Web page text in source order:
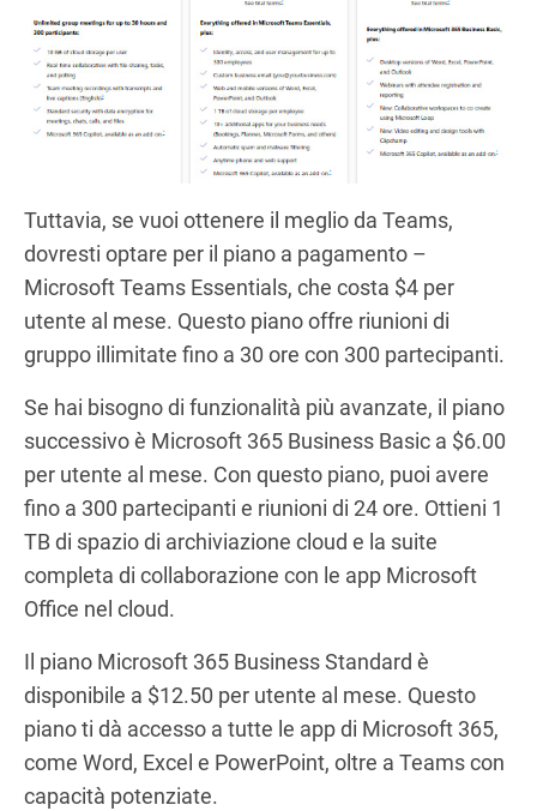
Tuttavia, se vuoi ottenere il meglio da Teams,
dovresti optare per il piano a pagamento –
Microsoft Teams Essentials, che costa $4 per
utente al mese. Questo piano offre riunioni di
gruppo illimitate fino a 30 ore con 300 partecipanti.
Se hai bisogno di funzionalità più avanzate, il piano
successivo è Microsoft 365 Business Basic a $6.00
per utente al mese. Con questo piano, puoi avere
fino a 300 partecipanti e riunioni di 24 ore. Ottieni 1
TB di spazio di archiviazione cloud e la suite
completa di collaborazione con le app Microsoft
Office nel cloud.
Il piano Microsoft 365 Business Standard è
disponibile a $12.50 per utente al mese. Questo
piano ti dà accesso a tutte le app di Microsoft 365,
come Word, Excel e PowerPoint, oltre a Teams con
capacità potenziate.